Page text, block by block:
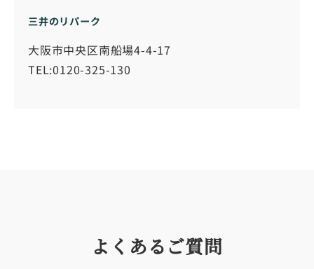
三井のリパーク
大阪市中央区南船場4-4-17
TEL:0120-325-130
よくあるご質問